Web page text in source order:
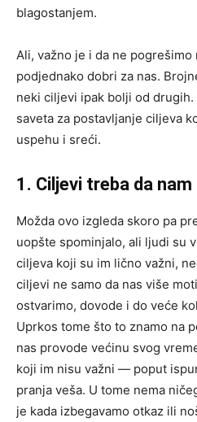
blagostanjem.
Ali, važno je i da ne
podjednako dobri za nas.
neki ciljevi ipak bolji od
saveta za postavljanje ciljeva
uspehu i sreći.
1. Ciljevi treba da nam
Možda ovo izgleda skoro pa
uopšte spominjalo, ali ljudi su
ciljeva koji su im lično važni,
ciljevi ne samo da nas više
ostvarimo, dovode i do veće
Uprkos tome što to znamo na
nas provode većinu svog
koji im nisu važni — poput
pranja veša. U tome nema
je kada izbegavamo otkaz ili